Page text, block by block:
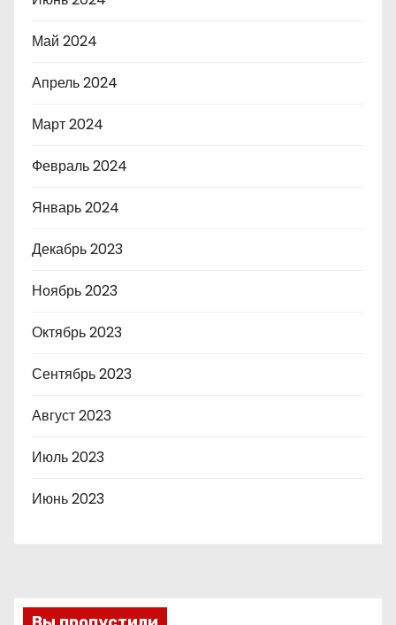
Май 2024
Апрель 2024
Март 2024
Февраль 2024
Январь 2024
Декабрь 2023
Ноябрь 2023
Октябрь 2023
Сентябрь 2023
Август 2023
Июль 2023
Июнь 2023